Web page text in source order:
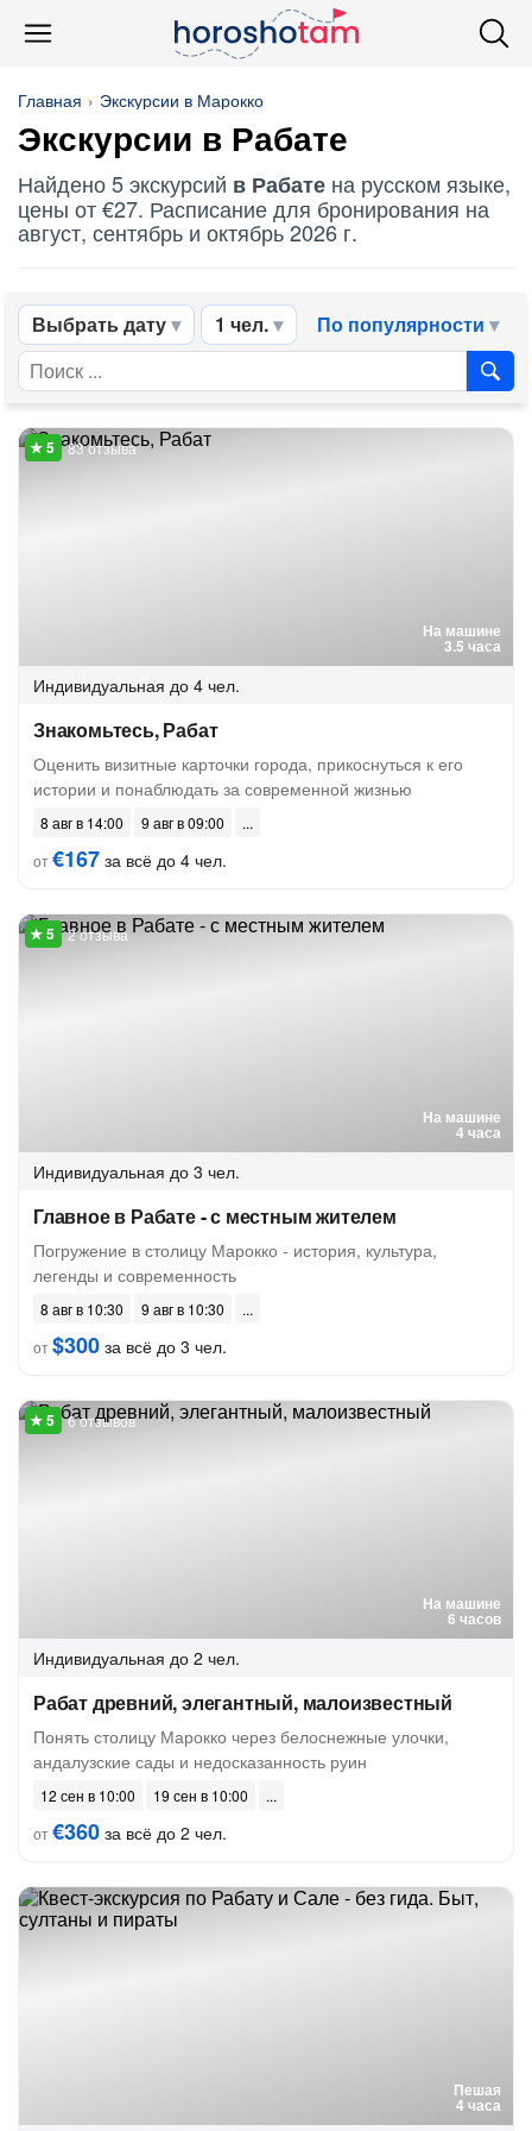
Главная Экскурсии в Марокко
Экскурсии в Рабате
Найдено 5 экскурсий в Рабате на русском языке,
цены от €27. Расписание для бронирования на
август, сентябрь и октябрь 2026 г.
Выбрать дату 1 чел. По популярности
На машине
3.5 часа
83 отзыва
Индивидуальная до 4 чел.
Знакомьтесь, Рабат
Оценить визитные карточки города, прикоснуться к его
истории и понаблюдать за современной жизнью
8 авг в 14:00
9 авг в 09:00
от€167 за всё до 4 чел.
На машине
4 часа
2 отзыва
Индивидуальная до 3 чел.
Главное в Рабате - с местным жителем
Погружение в столицу Марокко - история, культура,
легенды и современность
8 авг в 10:30
9 авг в 10:30
от$300 за всё до 3 чел.
На машине
6 часов
6 отзывов
Индивидуальная до 2 чел.
Рабат древний, элегантный, малоизвестный
Понять столицу Марокко через белоснежные улочки,
андалузские сады и недосказанность руин
12 сен в 10:00
19 сен в 10:00
от€360 за всё до 2 чел.
Пешая
4 часа